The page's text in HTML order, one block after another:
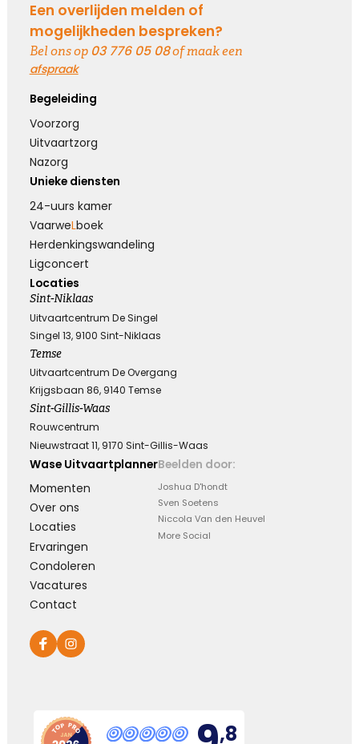
Een overlijden melden of
mogelijkheden bespreken?
Bel ons op 03 776 05 08of maak een
afspraak
Begeleiding
Voorzorg
Uitvaartzorg
Nazorg
Unieke diensten
24-uurs kamer
VaarweLboek
Herdenkings­wandeling
Ligconcert
Locaties
Sint-Niklaas
Uitvaartcentrum De Singel
Singel 13, 9100 Sint-Niklaas
Temse
Uitvaartcentrum De Overgang
Krijgsbaan 86, 9140 Temse
Sint-Gillis-Waas
Rouwcentrum
Nieuwstraat 11, 9170 Sint-Gillis-Waas
Wase Uitvaartplanner
Momenten
Over ons
Locaties
Ervaringen
Condoleren
Vacatures
Contact
Beelden door:
Joshua D'hondt
Sven Soetens
Niccola Van den Heuvel
More Social
,8